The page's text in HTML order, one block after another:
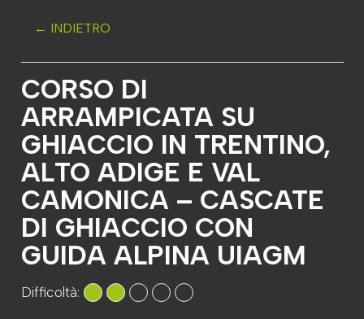
← INDIETRO
CORSO DI
ARRAMPICATA SU
GHIACCIO IN TRENTINO,
ALTO ADIGE E VAL
CAMONICA – CASCATE
DI GHIACCIO CON
GUIDA ALPINA UIAGM
Difficoltà: